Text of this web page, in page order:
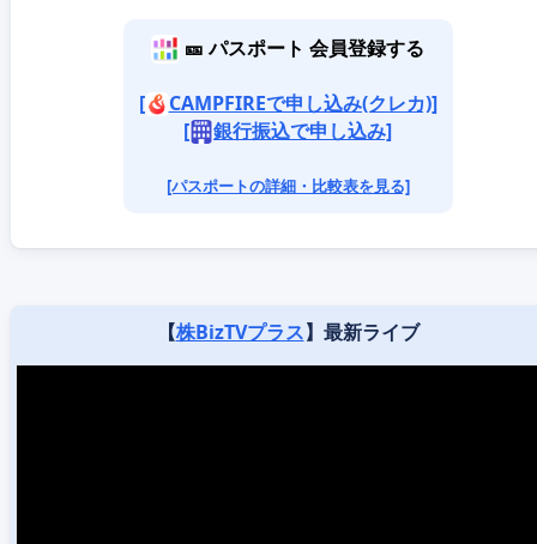
🎫 パスポート 会員登録する
[
CAMPFIREで申し込み(クレカ)]
[
銀行振込で申し込み]
[パスポートの詳細・比較表を見る]
【株BizTVプラス】最新ライブ